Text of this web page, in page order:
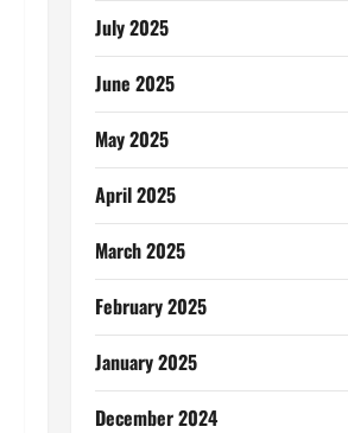
July 2025
June 2025
May 2025
April 2025
March 2025
February 2025
January 2025
December 2024